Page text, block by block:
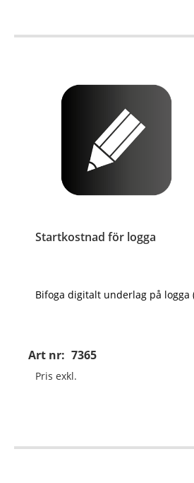
Startkostnad för logga
Art nr: 7365
Bifoga digitalt underlag på logga
Pris exkl.